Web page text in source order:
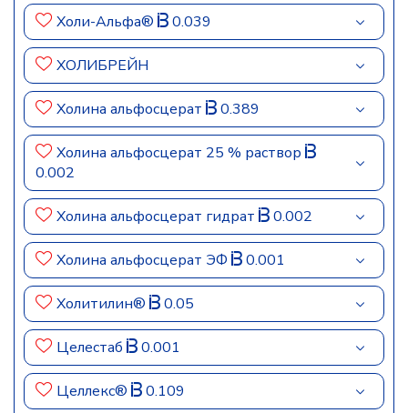
Холи-Альфа® 0.039
ХОЛИБРЕЙН
Холина альфосцерат 0.389
Холина альфосцерат 25 % раствор
0.002
Холина альфосцерат гидрат 0.002
Холина альфосцерат ЭФ 0.001
Холитилин® 0.05
Целестаб 0.001
Целлекс® 0.109